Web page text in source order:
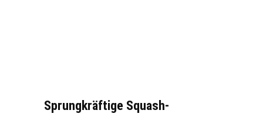
Sprungkräftige Squash-